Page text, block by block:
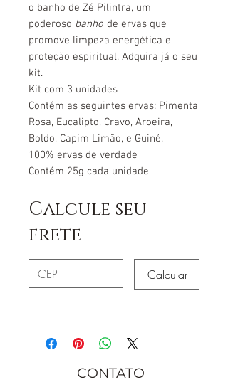
o banho de Zé Pilintra, um
poderoso banho de ervas que
promove limpeza energética e
proteção espiritual. Adquira já o seu
kit.
Kit com 3 unidades
Contém as seguintes ervas: Pimenta
Rosa, Eucalipto, Cravo, Aroeira,
Boldo, Capim Limão, e Guiné.
100% ervas de verdade
Contém 25g cada unidade
Calcule seu
frete
Calcular
CONTATO